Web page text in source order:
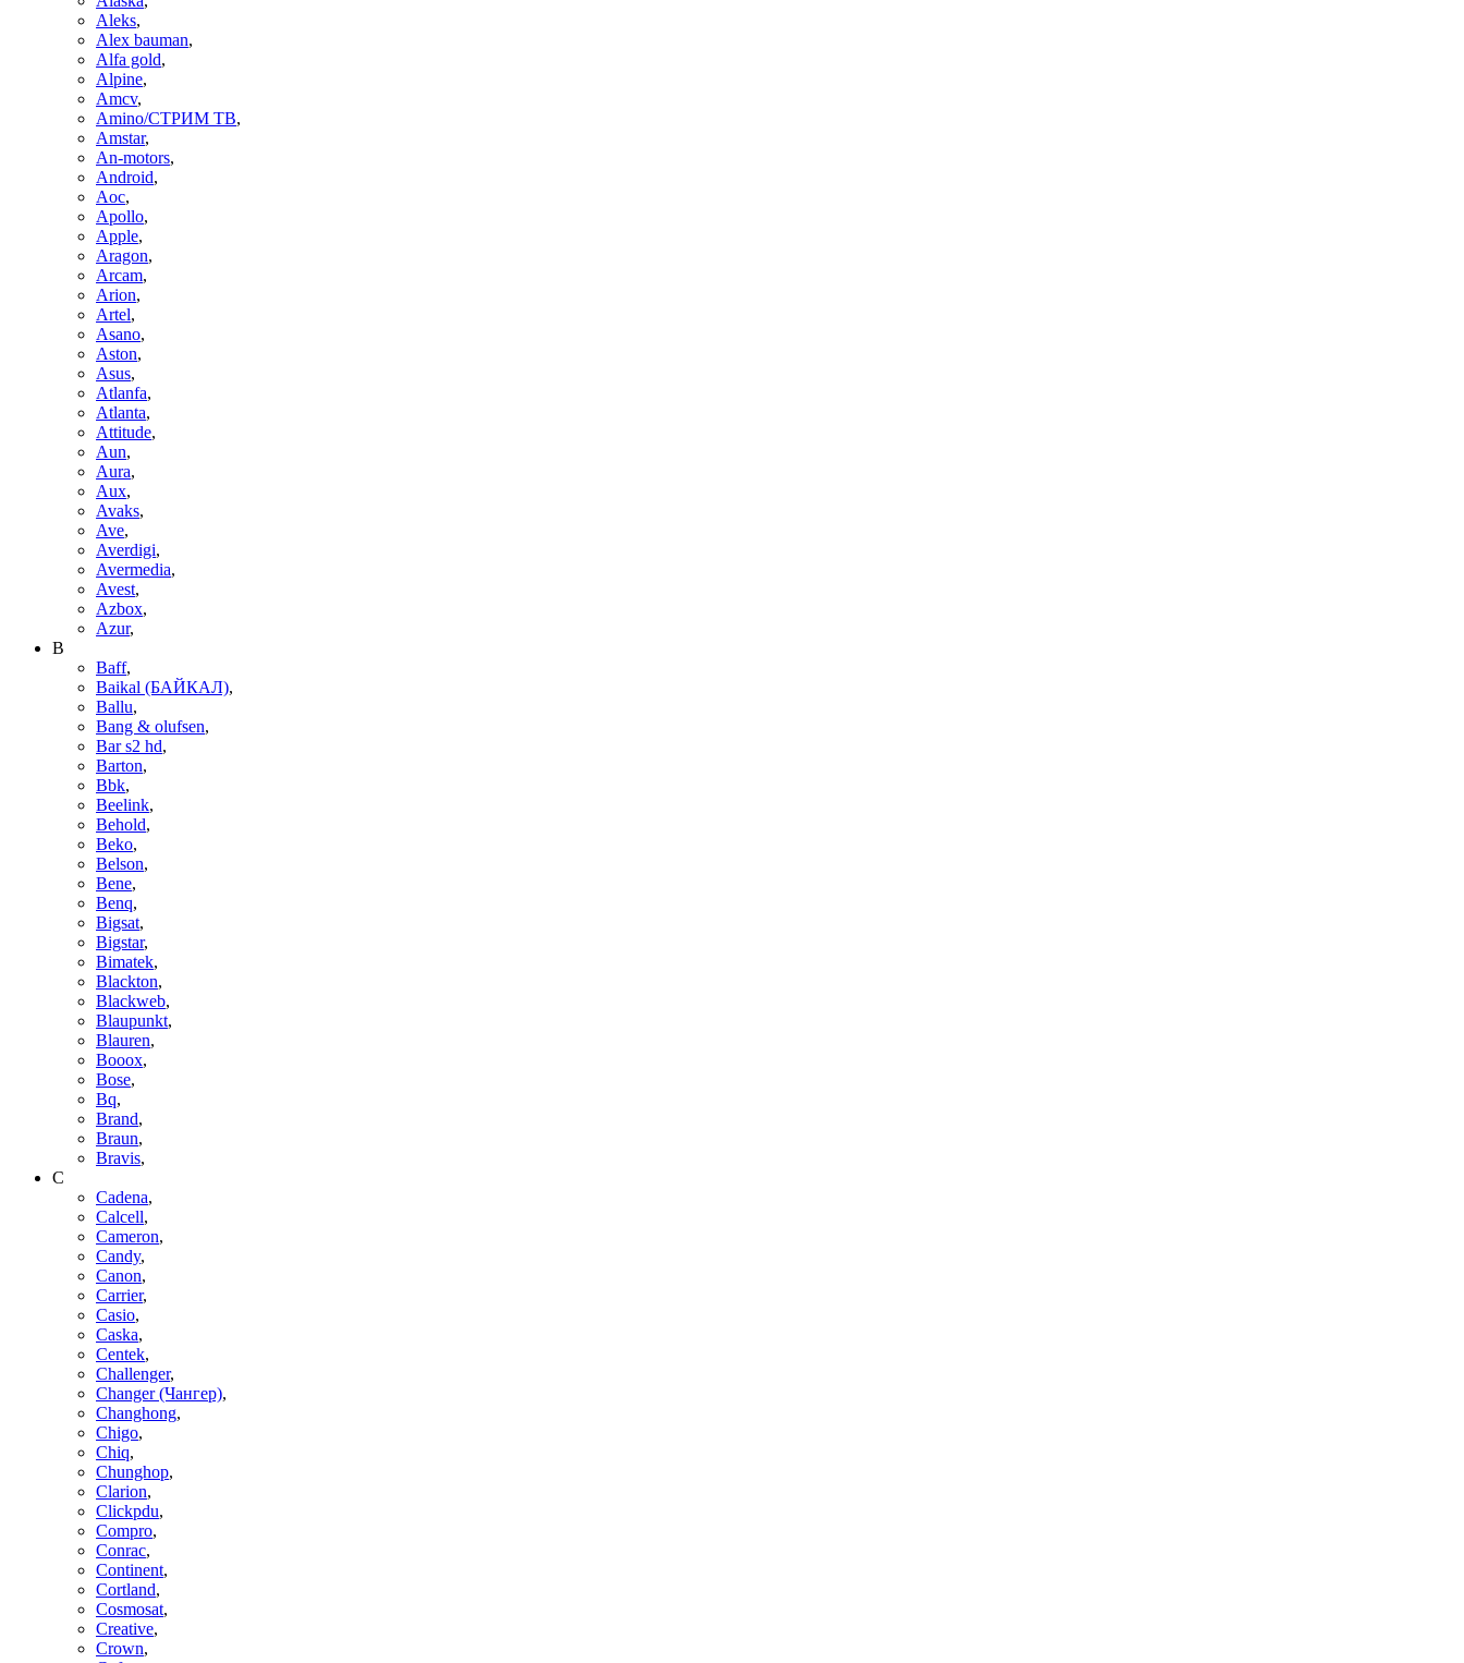
Aleks,
Alex bauman,
Alfa gold,
Alpine,
Amcv,
Amino/СТРИМ ТВ,
Amstar,
An-motors,
Android,
Aoc,
Apollo,
Apple,
Aragon,
Arcam,
Arion,
Artel,
Asano,
Aston,
Asus,
Atlanfa,
Atlanta,
Attitude,
Aun,
Aura,
Aux,
Avaks,
Ave,
Averdigi,
Avermedia,
Avest,
Azbox,
Azur,
B
Baff,
Baikal (БАЙКАЛ),
Ballu,
Bang & olufsen,
Bar s2 hd,
Barton,
Bbk,
Beelink,
Behold,
Beko,
Belson,
Bene,
Benq,
Bigsat,
Bigstar,
Bimatek,
Blackton,
Blackweb,
Blaupunkt,
Blauren,
Booox,
Bose,
Bq,
Brand,
Braun,
Bravis,
C
Cadena,
Calcell,
Cameron,
Candy,
Canon,
Carrier,
Casio,
Caska,
Centek,
Challenger,
Changer (Чангер),
Changhong,
Chigo,
Chiq,
Chunghop,
Clarion,
Clickpdu,
Compro,
Conrac,
Continent,
Cortland,
Cosmosat,
Creative,
Crown,